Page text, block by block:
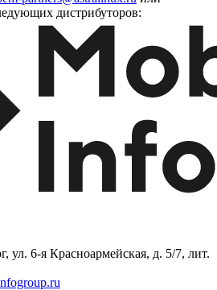
дистрибуторов:
ул. 6-я Красноармейская, д. 5/7, лит.